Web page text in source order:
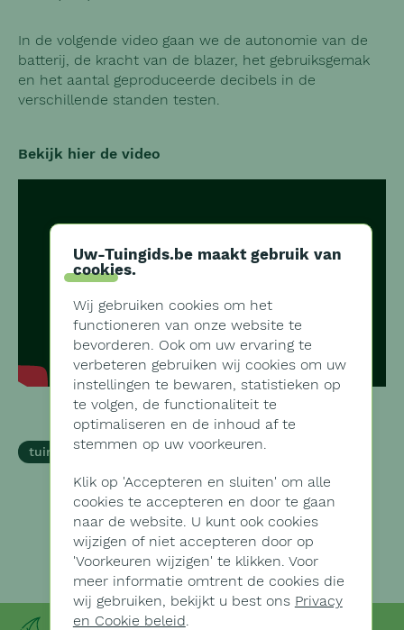
In de volgende video gaan we de autonomie van de
batterij, de kracht van de blazer, het gebruiksgemak
en het aantal geproduceerde decibels in de
verschillende standen testen.
Bekijk hier de video
tuinaanleg-en-onderhoud
Uw-Tuingids.be maakt gebruik van
cookies.
Wij gebruiken cookies om het
functioneren van onze website te
bevorderen. Ook om uw ervaring te
verbeteren gebruiken wij cookies om uw
instellingen te bewaren, statistieken op
te volgen, de functionaliteit te
optimaliseren en de inhoud af te
stemmen op uw voorkeuren.
Klik op 'Accepteren en sluiten' om alle
cookies te accepteren en door te gaan
naar de website. U kunt ook cookies
wijzigen of niet accepteren door op
'Voorkeuren wijzigen' te klikken. Voor
meer informatie omtrent de cookies die
wij gebruiken, bekijkt u best ons Privacy
en Cookie beleid